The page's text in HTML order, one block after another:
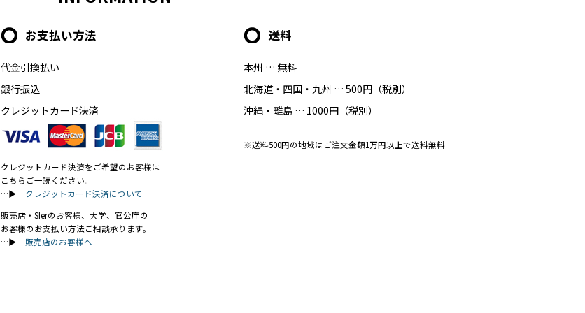
お支払い方法
代金引換払い
銀行振込
クレジットカード決済
クレジットカード決済をご希望のお客様は
こちらご一読ください。
…▶ クレジットカード決済について
販売店・SIerのお客様、大学、官公庁の
お客様のお支払い方法ご相談承ります。
…▶ 販売店のお客様へ
送料
本州 … 無料
北海道・四国・九州 … 500円（税別）
沖縄・離島 … 1000円（税別）
※送料500円の地域はご注文金額1万円以上で送料無料